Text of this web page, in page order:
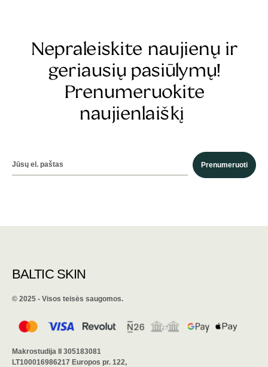
Nepraleiskite naujienų ir
geriausių pasiūlymų!
Prenumeruokite
naujienlaiškį
Prenumeruoti
BALTIC SKIN
©️ 2025 - Visos teisės saugomos.
Makrostudija II 305183081
LT100016986217 Europos pr. 122,